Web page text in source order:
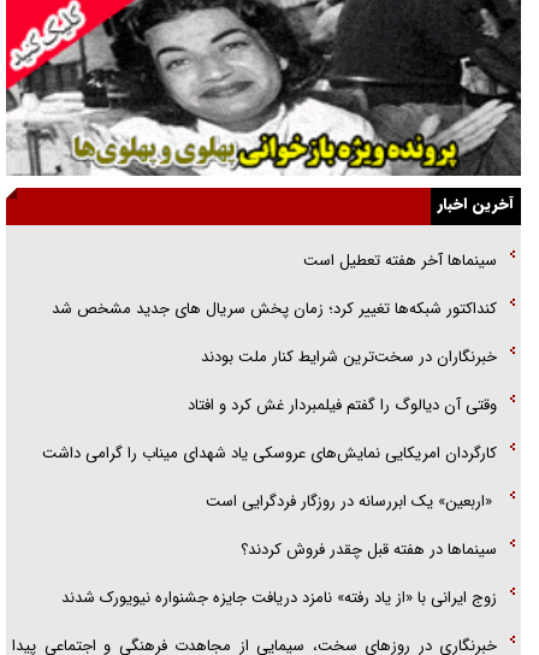
انگشت‌های پا شناسایی کردیم
نسلی که آنلاین الگو می‌گیرد
گفت‌وگو با آیت‌الله جاودان/ جفای مخالفان مکانت معنوی رهبر شهید را
ارتقا می‌داد
راننده مست به قانون می‌خندد
همه آقای دوربینی شده‌ایم!
قصه ناتمام سرویس مدارس
آیا مقاومت فلسطین خلع‌سلاح می‌شود؟
آخرین اخبار
سینماها آخر هفته تعطیل است
کنداکتور شبکه‌ها تغییر کرد؛ زمان پخش سریال های جدید مشخص شد
خبرنگاران در سخت‌ترین شرایط کنار ملت بودند
وقتی آن دیالوگ را گفتم فیلمبردار غش کرد و افتاد
کارگردان امریکایی نمایش‌های عروسکی یاد شهدای میناب را گرامی داشت
«اربعین» یک ابررسانه در روزگار فردگرایی است
سینما‌ها در هفته قبل چقدر فروش کردند؟
زوج ایرانی با «از یاد رفته» نامزد دریافت جایزه جشنواره نیویورک شدند
خبرنگاری در روزهای سخت، سیمایی از مجاهدت فرهنگی و اجتماعی پیدا